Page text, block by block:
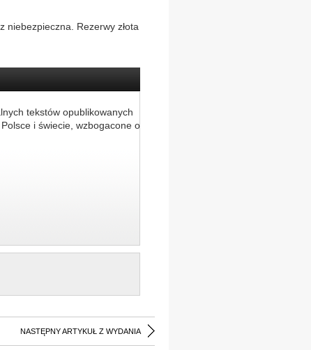
Rezerwy złota
tekstów opublikowanych
i świecie, wzbogacone o
NASTĘPNY ARTYKUŁ Z WYDANIA